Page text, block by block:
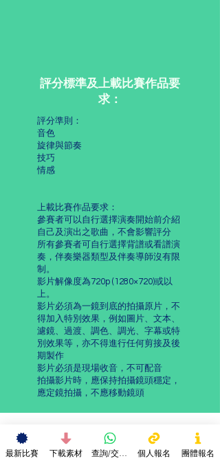
評分標準及上載比賽作品要
求：
評分準則：
音色
旋律與節奏
技巧
情感
上載比賽作品要求：
參賽者可以自行選擇演奏開始前介紹
自己及演出之歌曲，不會影響評分
所有參賽者可自行選擇背譜或看譜演
奏，伴奏樂器類型及伴奏導師沒有限
制。
影片解像度為720p (1280×720)或以
上。
影片必須為一鏡到底的拍攝原片，不
得加入特別效果，例如圖片、文本、
濾鏡、過渡、調色、調光、字幕或特
別效果等，亦不得進行任何剪接及後
期製作
影片必須是現場收音，不可配音
拍攝影片時，應保持拍攝鏡頭穩定，
應定鏡拍攝，不應移動鏡頭
比賽細則及聲明：
1.所有參賽者作品必須於截止前上傳作品，逾期
最新比賽 下載素材 查詢/交作品 個人報名 團體報名